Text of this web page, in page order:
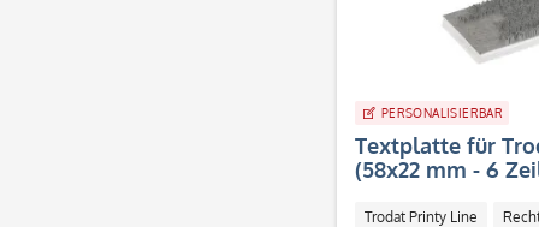
PERSONALISIERBAR
Textplatte für
(58x22 mm - 6
Trodat Printy Line